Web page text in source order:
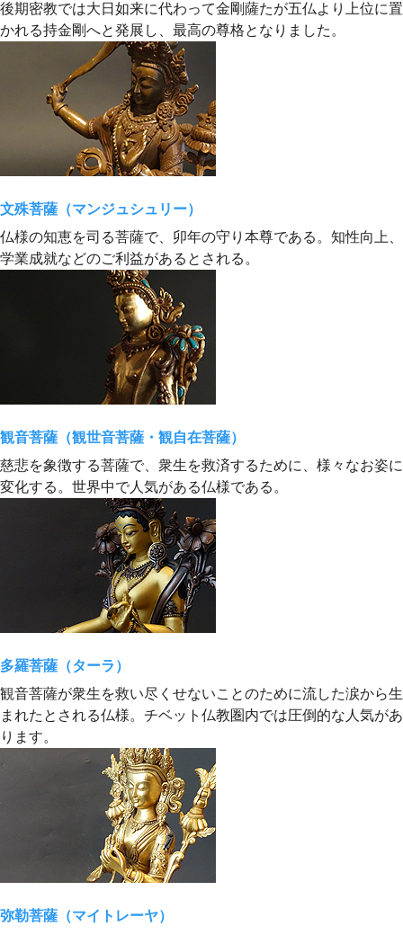
後期密教では大日如来に代わって金剛薩たが五仏より上位に置
かれる持金剛へと発展し、最高の尊格となりました。
文殊菩薩（マンジュシュリー）
仏様の知恵を司る菩薩で、卯年の守り本尊である。知性向上、
学業成就などのご利益があるとされる。
観音菩薩（観世音菩薩・観自在菩薩）
慈悲を象徴する菩薩で、衆生を救済するために、様々なお姿に
変化する。世界中で人気がある仏様である。
多羅菩薩（ターラ）
観音菩薩が衆生を救い尽くせないことのために流した涙から生
まれたとされる仏様。チベット仏教圏内では圧倒的な人気があ
ります。
弥勒菩薩（マイトレーヤ）